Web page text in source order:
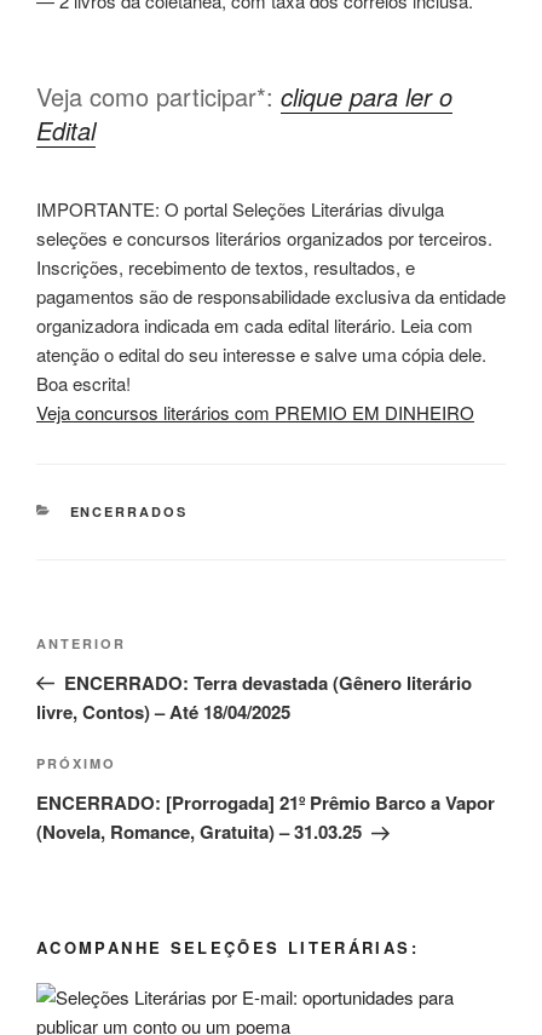
Veja como participar*: clique para ler o
Edital
IMPORTANTE: O portal Seleções Literárias divulga
seleções e concursos literários organizados por terceiros.
Inscrições, recebimento de textos, resultados, e
pagamentos são de responsabilidade exclusiva da entidade
organizadora indicada em cada edital literário. Leia com
atenção o edital do seu interesse e salve uma cópia dele.
Boa escrita!
Veja concursos literários com PREMIO EM DINHEIRO
CATEGORIAS
ENCERRADOS
Post
Post
anterior
ANTERIOR
ENCERRADO: Terra devastada (Gênero literário
livre, Contos) – Até 18/04/2025
Próximo
post
PRÓXIMO
ENCERRADO: [Prorrogada] 21º Prêmio Barco a Vapor
(Novela, Romance, Gratuita) – 31.03.25
ACOMPANHE SELEÇÕES LITERÁRIAS: